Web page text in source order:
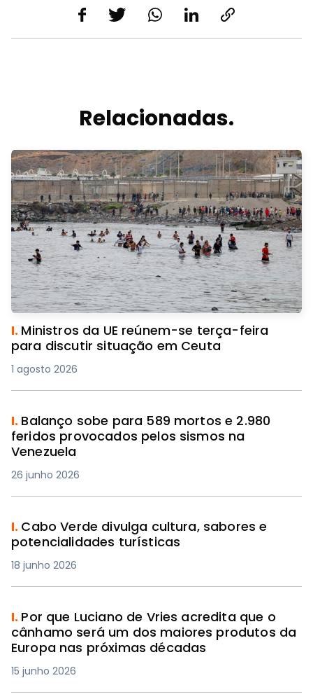
Relacionadas.
I. Ministros da UE reúnem-se terça-feira
para discutir situação em Ceuta
1 agosto 2026
I. Balanço sobe para 589 mortos e 2.980
feridos provocados pelos sismos na
Venezuela
26 junho 2026
I. Cabo Verde divulga cultura, sabores e
potencialidades turísticas
18 junho 2026
I. Por que Luciano de Vries acredita que o
cânhamo será um dos maiores produtos da
Europa nas próximas décadas
15 junho 2026